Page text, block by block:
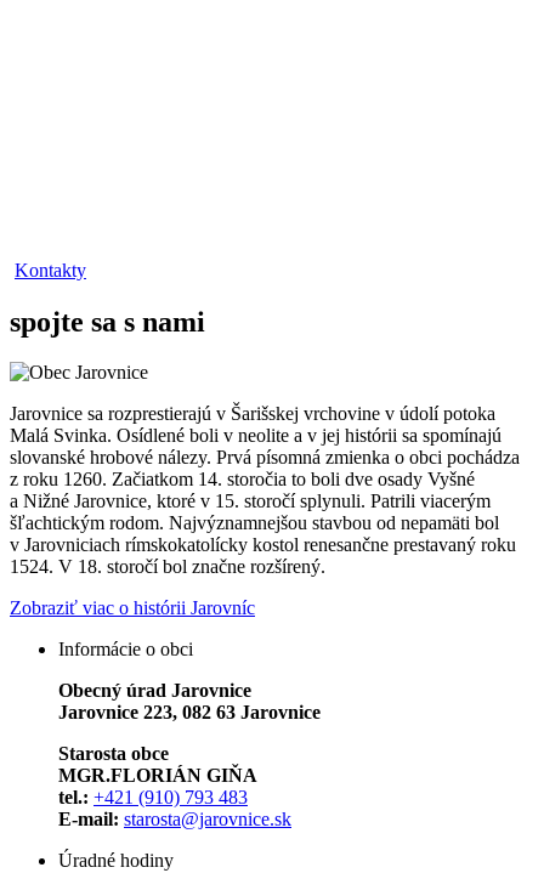
Kontakty
spojte sa s nami
Jarovnice sa rozprestierajú v Šarišskej vrchovine v údolí potoka
Malá Svinka. Osídlené boli v neolite a v jej histórii sa spomínajú
slovanské hrobové nálezy. Prvá písomná zmienka o obci pochádza
z roku 1260. Začiatkom 14. storočia to boli dve osady Vyšné
a Nižné Jarovnice, ktoré v 15. storočí splynuli. Patrili viacerým
šľachtickým rodom. Najvýznamnejšou stavbou od nepamäti bol
v Jarovniciach rímskokatolícky kostol renesančne prestavaný roku
1524. V 18. storočí bol značne rozšírený.
Zobraziť viac o histórii Jarovníc
Informácie o obci
Obecný úrad Jarovnice
Jarovnice 223, 082 63 Jarovnice
Starosta obce
MGR.FLORIÁN GIŇA
tel.: +421 (910) 793 483
E-mail: starosta@jarovnice.sk
Úradné hodiny